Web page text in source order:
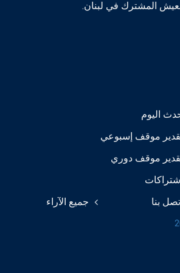
المشترك في لبنان.
اليوم
موقف إسبوعي
موقف دوري
بنا
جميع الآراء